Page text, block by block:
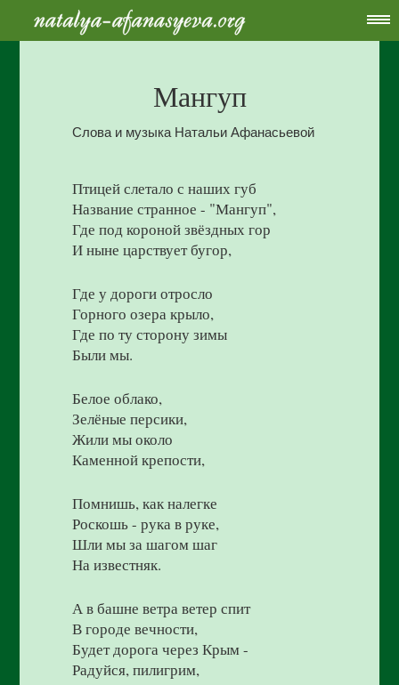
Мангуп
Слова и музыка Натальи Афанасьевой
Птицей слетало с наших губ
Название странное - "Мангуп",
Где под короной звёздных гор
И ныне царствует бугор,
Где у дороги отросло
Горного озера крыло,
Где по ту сторону зимы
Были мы.
Белое облако,
Зелёные персики,
Жили мы около
Каменной крепости,
Помнишь, как налегке
Роскошь - рука в руке,
Шли мы за шагом шаг
На известняк.
А в башне ветра ветер спит
В городе вечности,
Будет дорога через Крым -
Радуйся, пилигрим,